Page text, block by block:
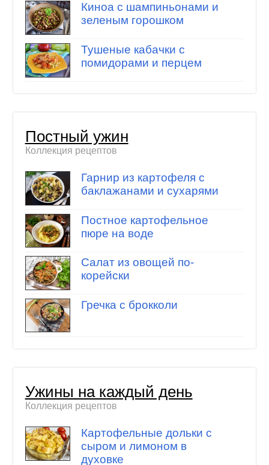
Киноа с шампиньонами и
зеленым горошком
Тушеные кабачки с
помидорами и перцем
Постный ужин
Коллекция рецептов
Гарнир из картофеля с
баклажанами и сухарями
Постное картофельное
пюре на воде
Салат из овощей по-
корейски
Гречка с брокколи
Ужины на каждый день
Коллекция рецептов
Картофельные дольки с
сыром и лимоном в
духовке